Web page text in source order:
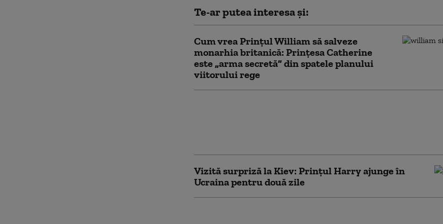
Te-ar putea interesa și:
Cum vrea Prințul William să salveze
monarhia britanică: Prințesa Catherine
este „arma secretă” din spatele planului
viitorului rege
Vizită surpriză la Kiev: Prinţul Harry ajunge în
Ucraina pentru două zile